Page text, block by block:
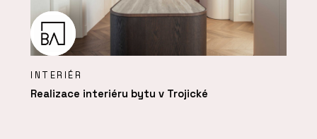
INTERIÉR
Realizace interiéru bytu v Trojické